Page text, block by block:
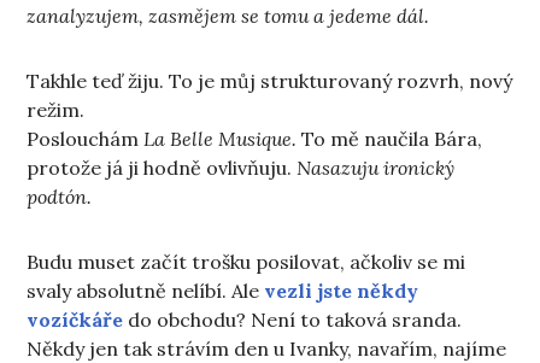
zanalyzujem, zasmějem se tomu a jedeme dál.
Takhle teď žiju. To je můj strukturovaný rozvrh, nový
režim.
Poslouchám La Belle Musique.To mě naučila Bára,
protože já ji hodně ovlivňuju. Nasazuju ironický
podtón.
Budu muset začít trošku posilovat, ačkoliv se mi
svaly absolutně nelíbí. Ale vezli jste někdy
vozíčkáře do obchodu? Není to taková sranda.
Někdy jen tak strávím den u Ivanky, navařím, najíme